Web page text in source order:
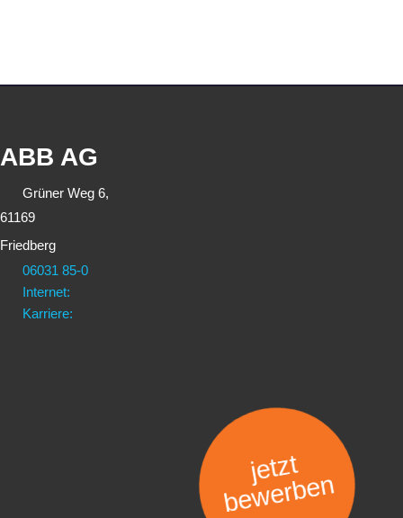
ABB AG
Grüner Weg 6,
61169
Friedberg
06031 85-0
Internet:
Karriere:
jetzt
bewerben